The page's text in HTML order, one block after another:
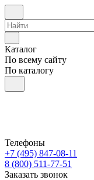
Каталог
По всему сайту
По каталогу
Телефоны
+7 (495) 847-08-11
8 (800) 511-77-51
Заказать звонок